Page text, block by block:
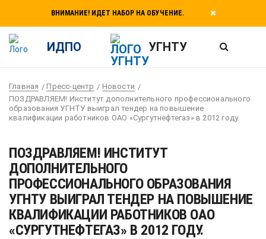
ВНИМАНИЕ! ИДЕТ НАБОР НА ОБУЧЕНИЕ.
ИДПО УГНТУ
Главная Пресс-центр
Новости
ПОЗДРАВЛЯЕМ! Институт дополнительного профессионального
образования УГНТУ выиграл тендер на повышение
квалификации работников ОАО «Сургутнефтегаз» в 2012 году.
ПОЗДРАВЛЯЕМ! ИНСТИТУТ
ДОПОЛНИТЕЛЬНОГО
ПРОФЕССИОНАЛЬНОГО ОБРАЗОВАНИЯ
УГНТУ ВЫИГРАЛ ТЕНДЕР НА ПОВЫШЕНИЕ
КВАЛИФИКАЦИИ РАБОТНИКОВ ОАО
«СУРГУТНЕФТЕГАЗ» В 2012 ГОДУ.